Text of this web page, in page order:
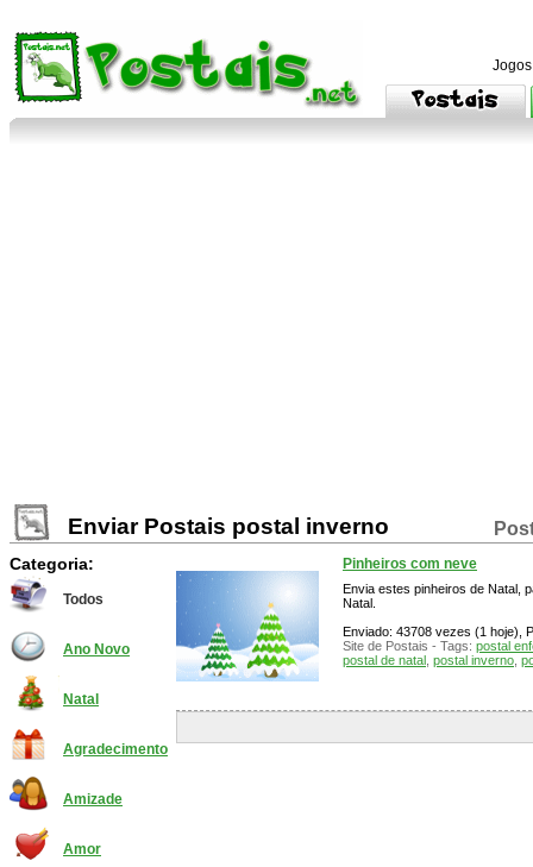
Enviar Postais postal inverno
Categoria:
Todos
Ano Novo
Natal
Agradecimento
Amizade
Amor
Pinheiros com neve
Envia estes pinheiros de Natal,
Natal.
Enviado: 43708 vezes (1 hoje),
Site de Postais - Tags: postal
postal de natal postal inverno